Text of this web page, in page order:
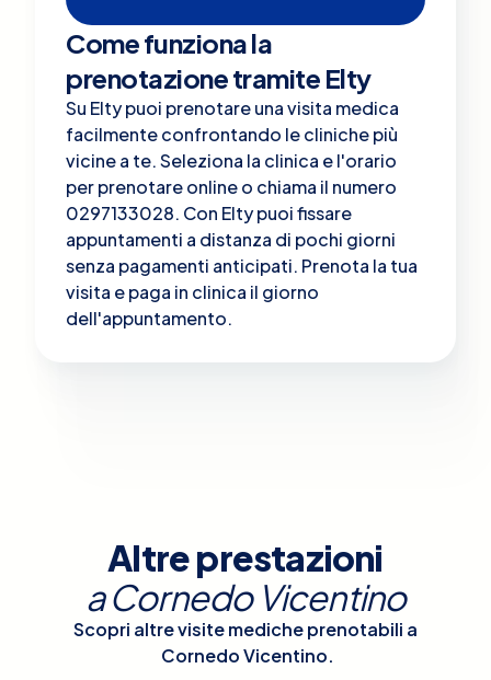
Come funziona la
prenotazione tramite Elty
Su Elty puoi prenotare una visita medica
facilmente confrontando le cliniche più
vicine a te. Seleziona la clinica e l'orario
per prenotare online o chiama il numero
0297133028. Con Elty puoi fissare
appuntamenti a distanza di pochi giorni
senza pagamenti anticipati. Prenota la tua
visita e paga in clinica il giorno
dell'appuntamento.
Altre prestazioni
aCornedo Vicentino
Scopri altre visite mediche prenotabili a
Cornedo Vicentino.